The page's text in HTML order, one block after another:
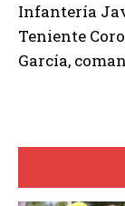
Infantería
Teniente
García,